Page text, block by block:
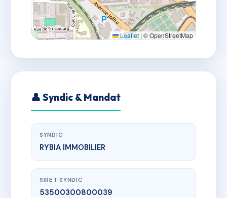
Leaflet| © OpenStreetMap
👤 Syndic & Mandat
SYNDIC
RYBIA IMMOBILIER
SIRET SYNDIC
53500300800039